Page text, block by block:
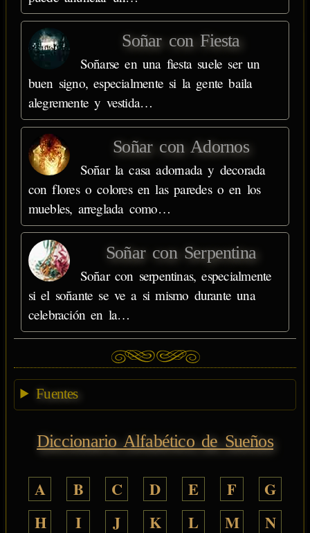
Soñar con Fiesta
Soñarse en una fiesta suele ser un
buen signo, especialmente si la gente baila
alegremente y vestida…
Soñar con Adornos
Soñar la casa adornada y decorada
con flores o colores en las paredes o en los
muebles, arreglada como…
Soñar con Serpentina
Soñar con serpentinas, especialmente
si el soñante se ve a si mismo durante una
celebración en la…
Fuentes
Diccionario Alfabético de Sueños
A B C D E F
G
H
I J K L M
N